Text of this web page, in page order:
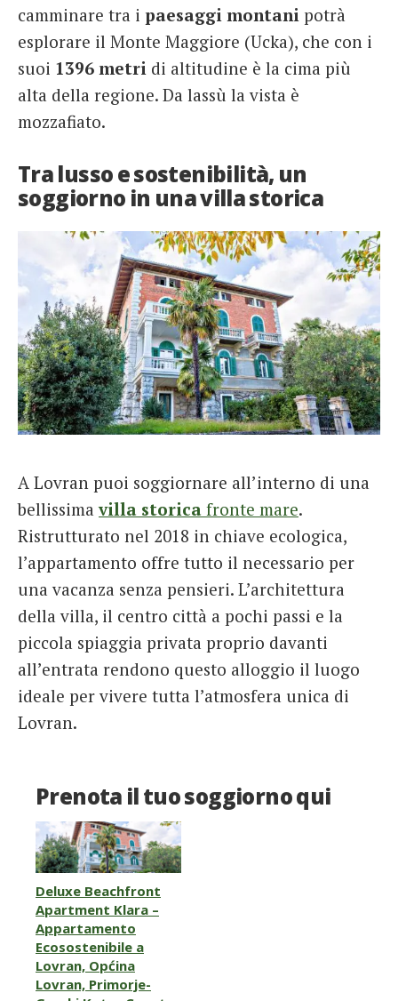
camminare tra i paesaggi montani potrà
esplorare il Monte Maggiore (Ucka), che con i
suoi 1396 metri di altitudine è la cima più
alta della regione. Da lassù la vista è
mozzafiato.
Tra lusso e sostenibilità, un
soggiorno in una villa storica
A Lovran puoi soggiornare all’interno di una
bellissimavilla storica fronte mare.
Ristrutturato nel 2018 in chiave ecologica,
l’appartamento offre tutto il necessario per
una vacanza senza pensieri. L’architettura
della villa, il centro città a pochi passi e la
piccola spiaggia privata proprio davanti
all’entrata rendono questo alloggio il luogo
ideale per vivere tutta l’atmosfera unica di
Lovran.
Prenota il tuo soggiorno qui
Deluxe Beachfront
Apartment Klara –
Appartamento
Ecosostenibile a
Lovran, Općina
Lovran, Primorje-